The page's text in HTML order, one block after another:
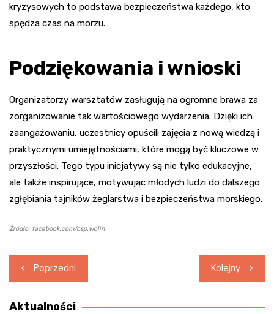
kryzysowych to podstawa bezpieczeństwa każdego, kto
spędza czas na morzu.
Podziękowania i wnioski
Organizatorzy warsztatów zasługują na ogromne brawa za
zorganizowanie tak wartościowego wydarzenia. Dzięki ich
zaangażowaniu, uczestnicy opuścili zajęcia z nową wiedzą i
praktycznymi umiejętnościami, które mogą być kluczowe w
przyszłości. Tego typu inicjatywy są nie tylko edukacyjne,
ale także inspirujące, motywując młodych ludzi do dalszego
zgłębiania tajników żeglarstwa i bezpieczeństwa morskiego.
Źródło: facebook.com/osp.wolin
Nawigacja
wpisu
Poprzedni Kolejny
Aktualności